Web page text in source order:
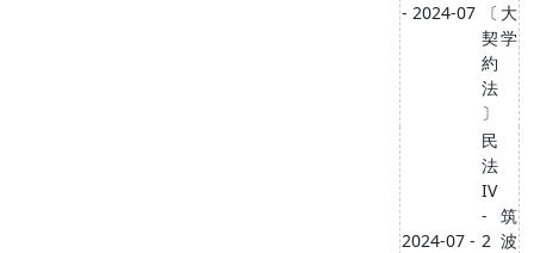
- 2024-07
〔
契
約
法
〕
大
学
2024-07 -
民
法
IV
-
2
筑
波